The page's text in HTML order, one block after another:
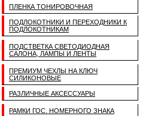
ПЛЕНКА ТОНИРОВОЧНАЯ
ПОДЛОКОТНИКИ И ПЕРЕХОДНИКИ К
ПОДЛОКОТНИКАМ
ПОДСТВЕТКА СВЕТОДИОДНАЯ
САЛОНА, ЛАМПЫ И ЛЕНТЫ
ПРЕМИУМ ЧЕХЛЫ НА КЛЮЧ
СИЛИКОНОВЫЕ
РАЗЛИЧНЫЕ АКСЕССУАРЫ
РАМКИ ГОС. НОМЕРНОГО ЗНАКА